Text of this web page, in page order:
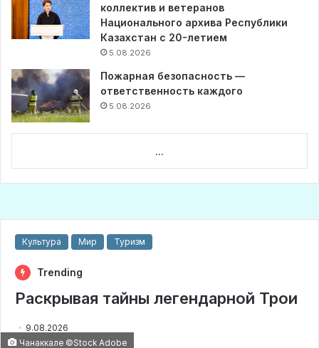
коллектив и ветеранов
Национального архива Республики
Казахстан с 20-летием
5.08.2026
Пожарная безопасность —
ответственность каждого
5.08.2026
...